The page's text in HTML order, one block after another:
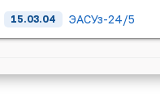
15.03.04 ЭАСУз-24/5